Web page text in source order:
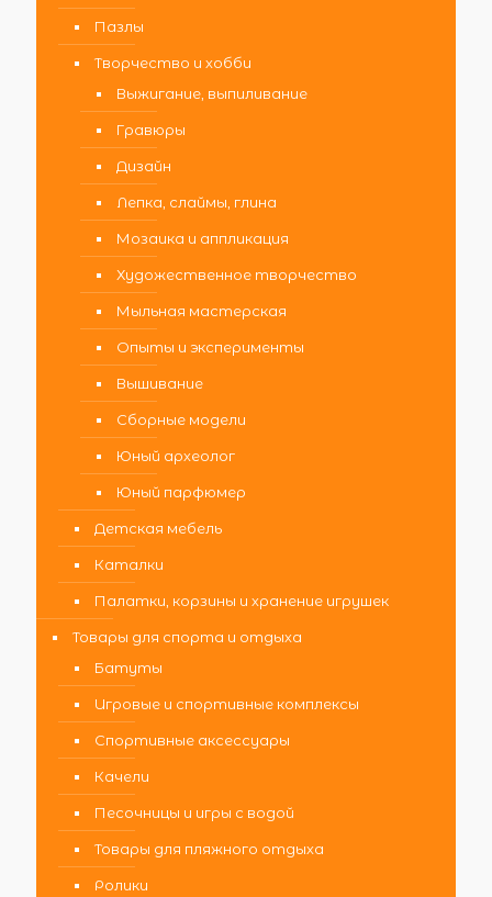
Пазлы
Творчество и хобби
Выжигание, выпиливание
Гравюры
Дизайн
Лепка, слаймы, глина
Мозаика и аппликация
Художественное творчество
Мыльная мастерская
Опыты и эксперименты
Вышивание
Сборные модели
Юный археолог
Юный парфюмер
Детская мебель
Каталки
Палатки, корзины и хранение игрушек
Товары для спорта и отдыха
Батуты
Игровые и спортивные комплексы
Спортивные аксессуары
Качели
Песочницы и игры с водой
Товары для пляжного отдыха
Ролики